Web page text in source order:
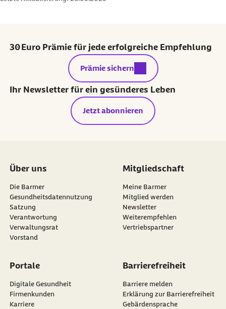
30 Euro Prämie für jede erfolgreiche Empfehlung
externer Link:
Prämie sichern
Ihr Newsletter für ein gesünderes Leben
Jetzt abonnieren
Über uns
Die Barmer
Gesundheitsdatennutzung
Satzung
Verantwortung
Verwaltungsrat
Vorstand
Mitgliedschaft
Meine Barmer
Mitglied werden
Newsletter
externer Link:
Weiterempfehlen
Vertriebspartner
Portale
Digitale Gesundheit
Firmenkunden
Karriere
Barrierefreiheit
Barriere melden
Erklärung zur Barrierefreiheit
Gebärdensprache